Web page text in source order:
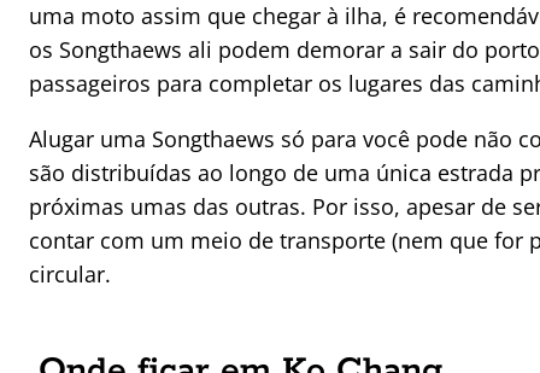
uma moto assim que chegar à ilha, é
os Songthaews ali podem demorar a sair do
passageiros para completar os lugares das
Alugar uma Songthaews só para você pode não
são distribuídas ao longo de uma única estrada
próximas umas das outras. Por isso, apesar de
contar com um meio de transporte (nem que for
circular.